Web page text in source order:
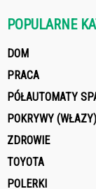
POPULARNE
DOM
PRACA
PÓŁAUTOMATY
POKRYWY
ZDROWIE
TOYOTA
POLERKI